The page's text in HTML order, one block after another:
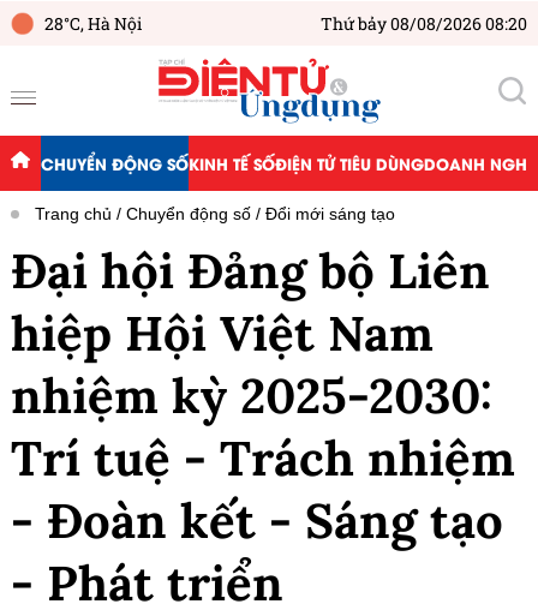
28°C,Hà Nội Thứ bảy 08/08/2026 08:20
CHUYỂN ĐỘNG SỐKINH TẾ SỐĐIỆN TỬ TIÊU DÙNGDOANH
Trang chủ Chuyển động số Đổi mới sáng tạo
Đại hội Đảng bộ Liên
hiệp Hội Việt Nam
nhiệm kỳ 2025-2030:
Trí tuệ - Trách nhiệm
- Đoàn kết - Sáng tạo
- Phát triển